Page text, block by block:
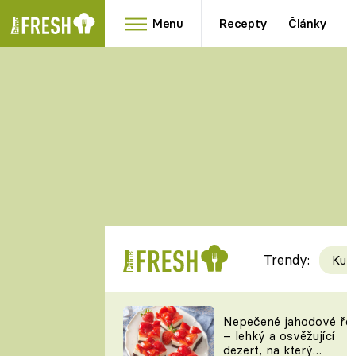
Menu Recepty Články
RYCHLOVKY
TEĎ VAŘÍ ŠÉF!
Trendy:
Nepečené jahodové
– lehký a osvěžující
dezert, na který